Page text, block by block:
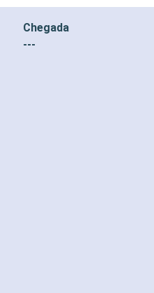
Chegada
---